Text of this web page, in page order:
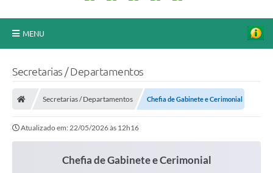
MENU
Legislação
Secretarias / Departamentos
Secretarias / Departamentos Chefia de Gabinete e Cerimonial
Atualizado em: 22/05/2026 às 12h16
Chefia de Gabinete e Cerimonial